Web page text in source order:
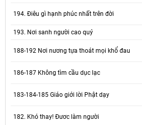
194. Điêu gì hạnh phúc nhất trên đời
193. Nơi sanh người cao quý
188-192 Nơi nương tựa thoát mọi khổ đau
186-187 Không tìm cầu dục lạc
183-184-185 Giáo giới lời Phật dạy
182. Khó thay! Đươc làm người